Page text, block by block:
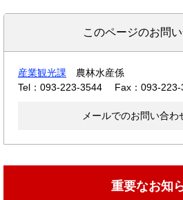
このページのお問
産業観光課
農林水産係
Tel：093-223-3544
Fax：093-223-
メールでのお問い合わ
重要なお知